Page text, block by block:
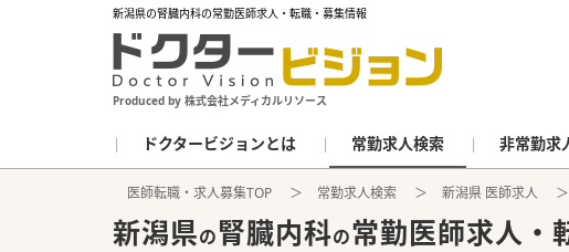
新潟県の腎臓内科の常勤医師求人・転職・募集情報
Produced by 株式会社メディカルリソース
ドクタービジョンとは 常勤求人検索 非常勤求
医師転職・求人募集TOP 常勤求人検索 新潟県 医師求人
新潟県の腎臓内科の常勤医師求人・